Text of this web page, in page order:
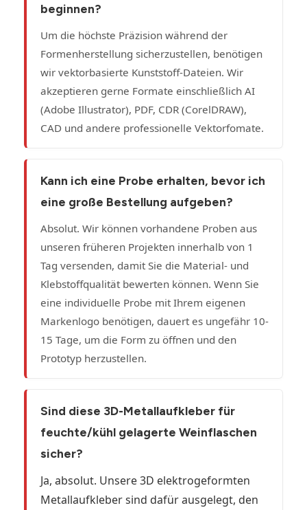
beginnen?
Um die höchste Präzision während der
Formenherstellung sicherzustellen, benötigen
wir vektorbasierte Kunststoff-Dateien. Wir
akzeptieren gerne Formate einschließlich AI
(Adobe Illustrator), PDF, CDR (CorelDRAW),
CAD und andere professionelle Vektorfomate.
Kann ich eine Probe erhalten, bevor ich
eine große Bestellung aufgeben?
Absolut. Wir können vorhandene Proben aus
unseren früheren Projekten innerhalb von 1
Tag versenden, damit Sie die Material- und
Klebstoffqualität bewerten können. Wenn Sie
eine individuelle Probe mit Ihrem eigenen
Markenlogo benötigen, dauert es ungefähr 10-
15 Tage, um die Form zu öffnen und den
Prototyp herzustellen.
Sind diese 3D-Metallaufkleber für
feuchte/kühl gelagerte Weinflaschen
sicher?
Ja, absolut. Unsere 3D elektrogeformten
Metallaufkleber sind dafür ausgelegt, den